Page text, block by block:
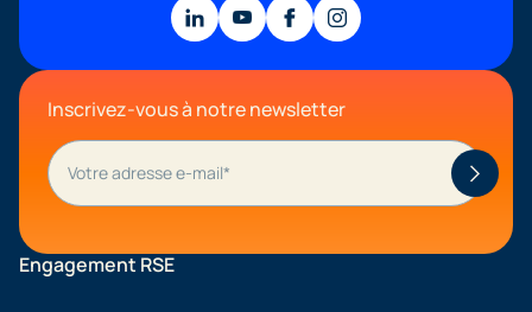
Inscrivez-vous à notre newsletter
Engagement RSE